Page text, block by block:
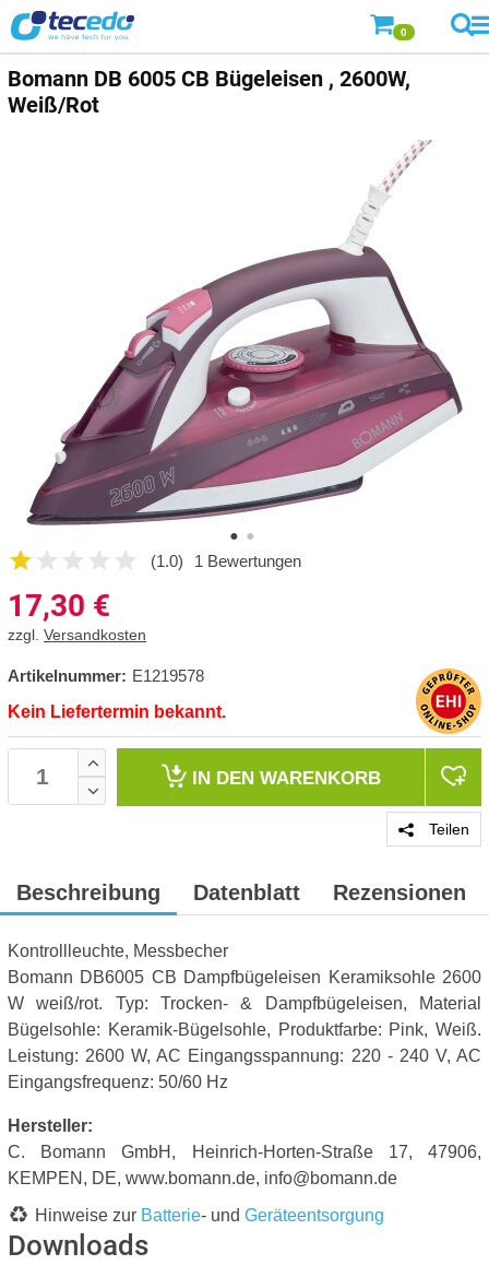
0
Bomann DB 6005 CB Bügeleisen , 2600W,
Weiß/Rot
(1.0) 1 Bewertungen
17,30 €
zzgl. Versandkosten
Artikelnummer: E1219578
Kein Liefertermin bekannt.
IN DEN WARENKORB
Teilen
Beschreibung Datenblatt Rezensionen
Kontrollleuchte, Messbecher
Bomann DB6005 CB Dampfbügeleisen Keramiksohle 2600
W weiß/rot. Typ: Trocken- & Dampfbügeleisen, Material
Bügelsohle: Keramik-Bügelsohle, Produktfarbe: Pink, Weiß.
Leistung: 2600 W, AC Eingangsspannung: 220 - 240 V, AC
Eingangsfrequenz: 50/60 Hz
Hersteller:
C. Bomann GmbH, Heinrich-Horten-Straße 17, 47906,
KEMPEN, DE, www.bomann.de, info@bomann.de
Hinweise zur Batterie- und Geräteentsorgung
Downloads